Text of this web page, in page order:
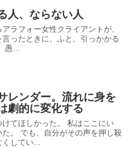
人、ならない人
ラフォー女性クライアントが、
ったときに、ふと、引っかかる
愚...
レンダー。流れに身を
劇的に変化する
てほしかった。 私はここにい
。 でも、自分がその声を押し殺
くしてい...